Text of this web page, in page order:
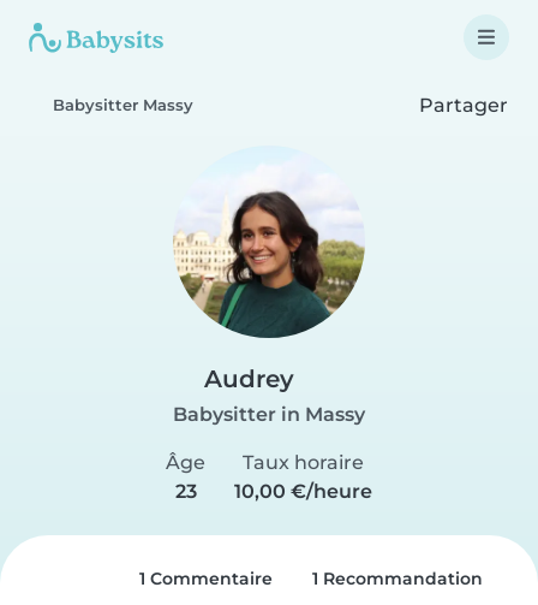
Babysitter Massy Partager
Audrey
Babysitter in Massy
Âge
23
Taux horaire
10,00 €/heure
1 Commentaire 1 Recommandation